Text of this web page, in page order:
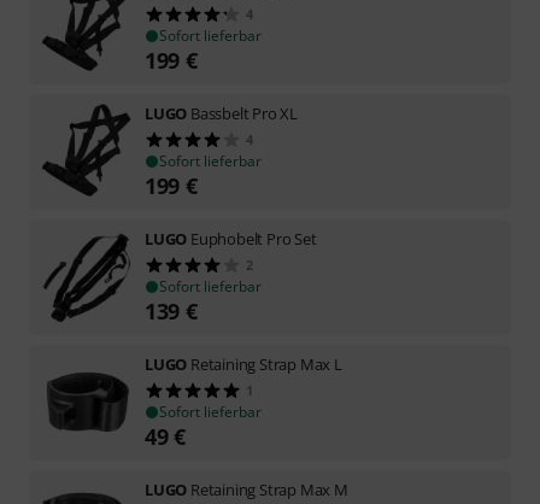
4
Sofort lieferbar
199 €
LUGO Bassbelt Pro XL
4
Sofort lieferbar
199 €
LUGO Euphobelt Pro Set
2
Sofort lieferbar
139 €
LUGO Retaining Strap Max L
1
Sofort lieferbar
49€
LUGO Retaining Strap Max M